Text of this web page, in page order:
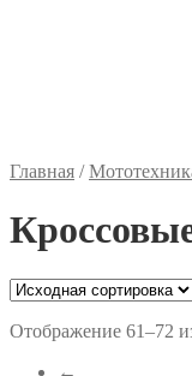
Главная /
Отображение 61–72
←